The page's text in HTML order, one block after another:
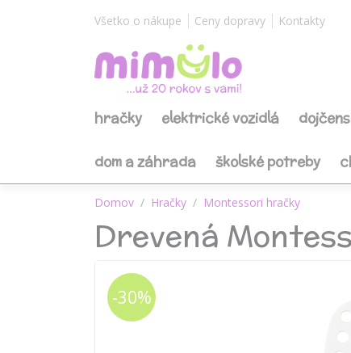
Všetko o nákupe Ceny dopravy Kontakty
hračky elektrické vozidlá
dom a záhrada školské potreby
Domov Hračky Montessori hračky
Drevená
-30%